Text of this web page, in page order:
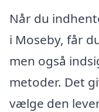
Når du
i Moseby, får
men også
metoder. Det
vælge den